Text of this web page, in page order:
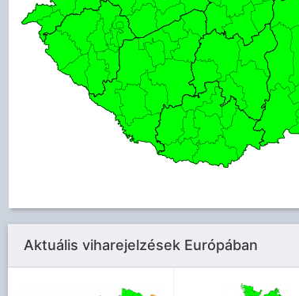
Aktuális viharejelzések Európában